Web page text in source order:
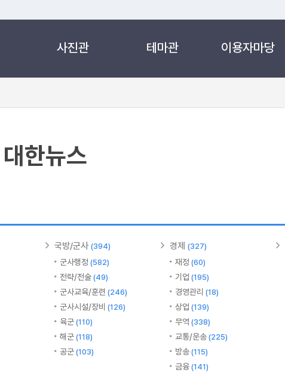
사진관 테마관 이용자마당
대한뉴스
국방/군사 (394)
군사행정 (582)
전략/전술 (49)
군사교육/훈련 (246)
군사시설/장비 (126)
육군 (110)
해군 (118)
공군 (103)
경제 (327)
재정 (60)
기업 (195)
경영관리 (18)
상업 (139)
무역 (338)
교통/운송 (225)
방송 (115)
금융 (141)